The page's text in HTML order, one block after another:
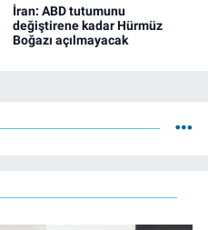
İran: ABD tutumunu
değiştirene kadar Hürmüz
Boğazı açılmayacak